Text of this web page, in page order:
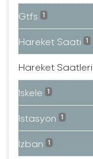
Gtfs 1
Hareket Saati 1
Hareket Saatleri
Iskele 1
Istasyon 1
Izban 1